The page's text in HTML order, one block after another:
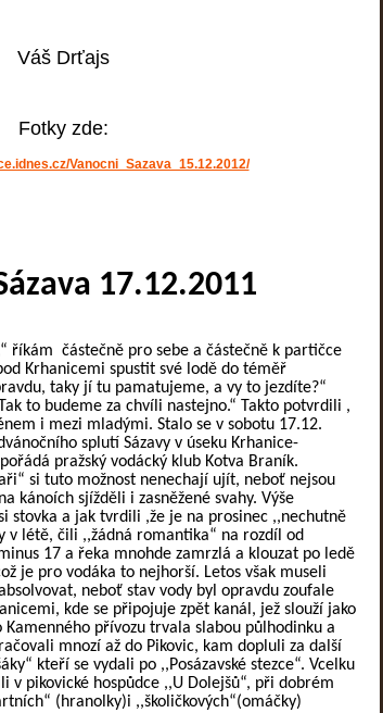
Váš Drťajs
Fotky zde:
Vanocni_Sazava_15.12.2012/
17.12.2011
říkám částečně pro sebe a částečně k partičce
Krhanicemi spustit své lodě do téměř
taky jí tu pamatujeme, a vy to jezdíte?“
to budeme za chvíli nastejno.“ Takto potvrdili ,
i mezi mladými. Stalo se v sobotu 17.12.
splutí Sázavy v úseku Krhanice-
pražský vodácký klub Kotva Braník.
si tuto možnost nenechají ujít, neboť nejsou
kánoích sjížděli i zasněžené svahy. Výše
stovka a jak tvrdili ,že je na prosinec ,,nechutně
v létě, čili ,,žádná romantika“ na rozdíl od
17 a řeka mnohde zamrzlá a klouzat po ledě
je pro vodáka to nejhorší. Letos však museli
neboť stav vody byl opravdu zoufale
kde se připojuje zpět kanál, jež slouží jako
přívozu trvala slabou půlhodinku a
mnozí až do Pikovic, kam dopluli za další
kteří se vydali po ,,Posázavské stezce“. Vcelku
v pikovické hospůdce ,,U Dolejšů“, při dobrém
(hranolky)i ,,školičkových“(omáčky)